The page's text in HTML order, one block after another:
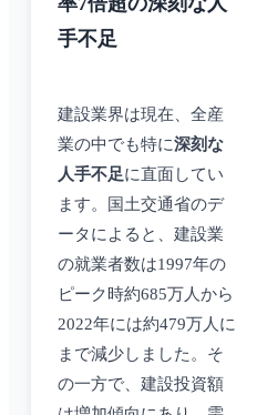
手不足
建設業界は現在、全産
業の中でも特に深刻な
人手不足に直面してい
ます。国土交通省のデ
ータによると、建設業
の就業者数は1997年の
ピーク時約685万人から
2022年には約479万人に
まで減少しました。そ
の一方で、建設投資額